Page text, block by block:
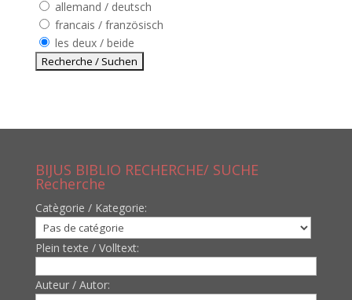
allemand / deutsch
francais / französisch
les deux / beide
BIJUS BIBLIO RECHERCHE/ SUCHE
Recherche
Catègorie / Kategorie:
Plein texte / Volltext:
Auteur / Autor: